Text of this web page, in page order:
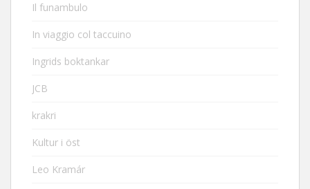
Il funambulo
In viaggio col taccuino
Ingrids boktankar
JCB
krakri
Kultur i öst
Leo Kramár